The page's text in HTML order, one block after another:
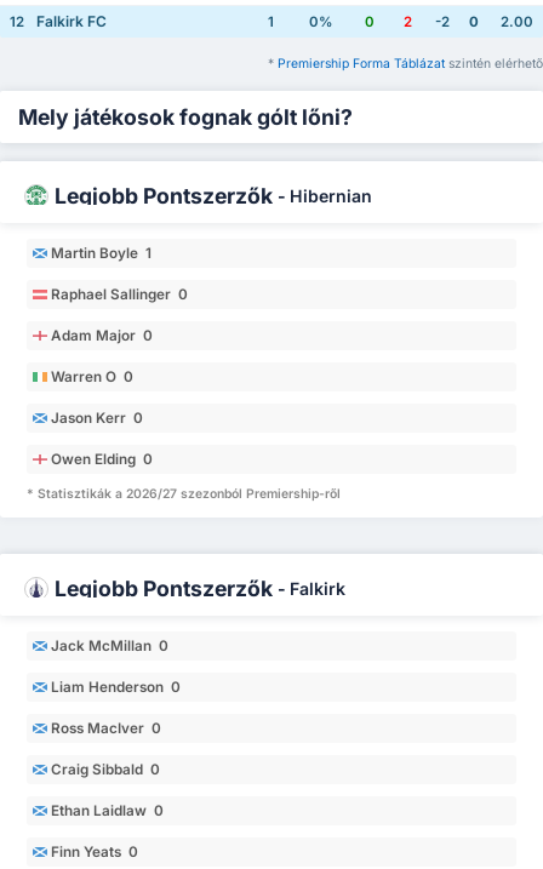
12
Falkirk FC 1 0% 0 2 -2 0 2.00
* Premiership Forma Táblázat szintén elérhető
Mely játékosok fognak gólt lőni?
Legjobb Pontszerzők - Hibernian
Martin Boyle 1
Raphael Sallinger 0
Adam Major 0
Warren O 0
Jason Kerr 0
Owen Elding 0
* Statisztikák a 2026/27 szezonból Premiership-ről
Legjobb Pontszerzők - Falkirk
Jack McMillan 0
Liam Henderson 0
Ross MacIver 0
Craig Sibbald 0
Ethan Laidlaw 0
Finn Yeats 0